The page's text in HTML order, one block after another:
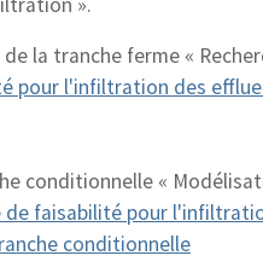
la tranche ferme «
pour l'infiltration des
conditionnelle «
de faisabilité pour
conditionnelle